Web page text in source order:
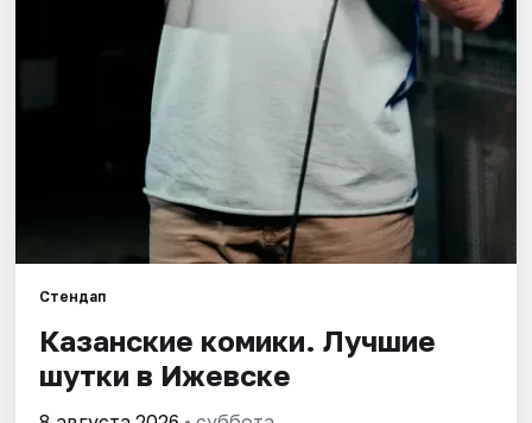
Стендап
Казанские комики. Лучшие
шутки в Ижевске